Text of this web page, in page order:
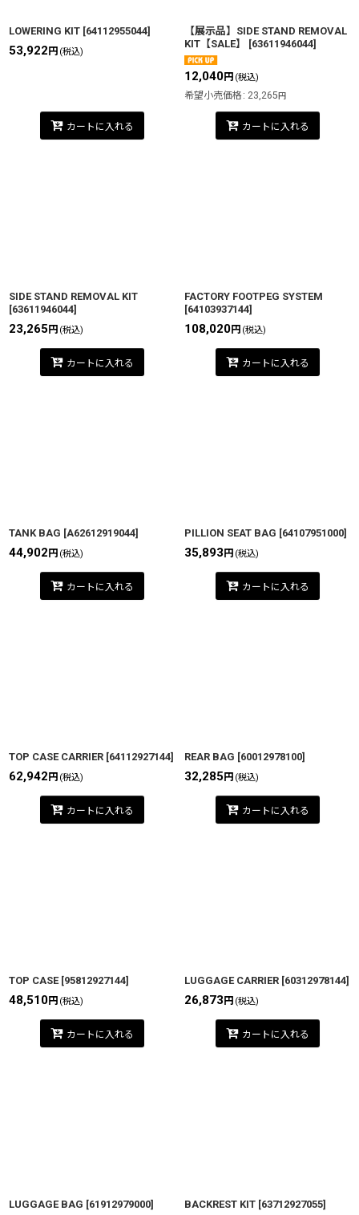
LOWERING KIT [64112955044]
53,922 円 (税込)
カートに入れる
【展示品】SIDE STAND REMOVAL
KIT【SALE】
[63611946044]
12,040円 (税込)
希望小売価格 : 23,265 円
カートに入れる
SIDE STAND REMOVAL KIT
[63611946044]
23,265 円 (税込)
カートに入れる
FACTORY FOOTPEG SYSTEM
[64103937144]
108,020円 (税込)
カートに入れる
TANK BAG [A62612919044]
44,902 円 (税込)
カートに入れる
PILLION SEAT BAG [64107951000]
35,893 円 (税込)
カートに入れる
TOP CASE CARRIER [64112927144]
62,942 円 (税込)
カートに入れる
REAR BAG [60012978100]
32,285 円 (税込)
カートに入れる
TOP CASE [95812927144]
48,510円 (税込)
カートに入れる
LUGGAGE CARRIER [60312978144]
26,873 円 (税込)
カートに入れる
LUGGAGE BAG [61912979000] BACKREST KIT [63712927055]